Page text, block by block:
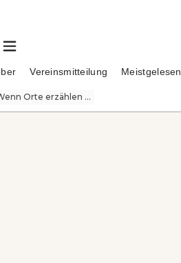
Vereinsmitteilung Meistgelesen
Orte erzählen ...